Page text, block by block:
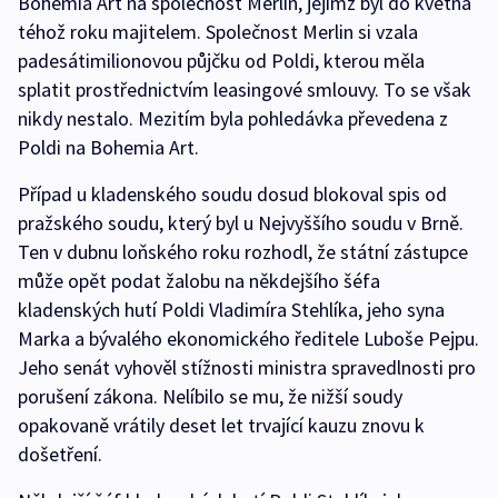
téhož roku majitelem. Společnost Merlin si vzala
padesátimilionovou půjčku od Poldi, kterou měla
splatit prostřednictvím leasingové smlouvy. To se však
nikdy nestalo. Mezitím byla pohledávka převedena z
Poldi na Bohemia Art.
Případ u kladenského soudu dosud blokoval spis od
pražského soudu, který byl u Nejvyššího soudu v Brně.
Ten v dubnu loňského roku rozhodl, že státní zástupce
může opět podat žalobu na někdejšího šéfa
kladenských hutí Poldi Vladimíra Stehlíka, jeho syna
Marka a bývalého ekonomického ředitele Luboše Pejpu.
Jeho senát vyhověl stížnosti ministra spravedlnosti pro
porušení zákona. Nelíbilo se mu, že nižší soudy
opakovaně vrátily deset let trvající kauzu znovu k
došetření.